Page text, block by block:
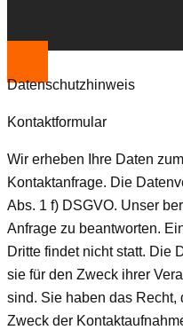
Datenschutzhinweis
Kontaktformular
Wir erheben Ihre Daten
Kontaktanfrage. Die
Abs. 1 f) DSGVO. Unser
Anfrage zu beantworten.
Dritte findet nicht statt. Die
sie für den Zweck ihrer
sind. Sie haben das Recht,
Zweck der